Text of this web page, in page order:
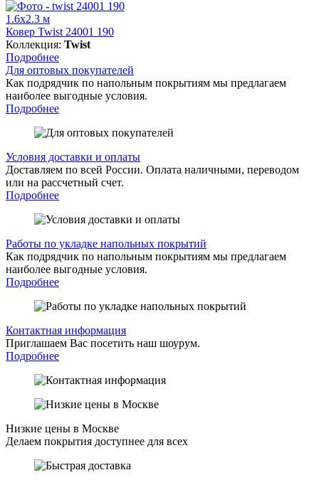
1.6x2.3 м
Ковер Twist 24001 190
Коллекция: Twist
Подробнее
Для оптовых покупателей
Как подрядчик по напольным покрытиям мы предлагаем
наиболее выгодные условия.
Подробнее
Условия доставки и оплаты
Доставляем по всей России. Оплата наличными, переводом
или на рассчетный счет.
Подробнее
Работы по укладке напольных покрытий
Как подрядчик по напольным покрытиям мы предлагаем
наиболее выгодные условия.
Подробнее
Контактная информация
Приглашаем Вас посетить наш шоурум.
Подробнее
Низкие цены в Москве
Делаем покрытия доступнее для всех